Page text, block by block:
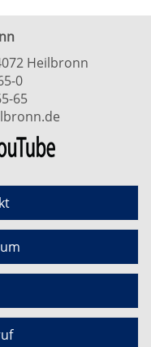
Heilbronn
0
65